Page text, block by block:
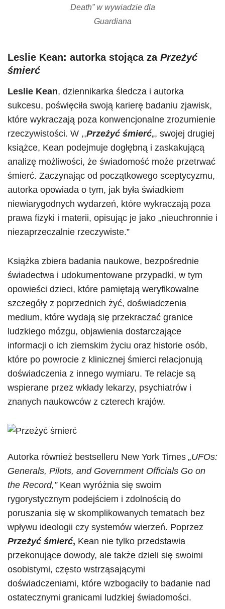
Death” w wywiadzie dla
Guardiana
Leslie Kean: autorka stojąca za Przeżyć
śmierć
Leslie Kean, dziennikarka śledcza i autorka
sukcesu, poświęciła swoją karierę badaniu zjawisk,
które wykraczają poza konwencjonalne zrozumienie
rzeczywistości. W ,,Przeżyć śmierć„, swojej drugiej
książce, Kean podejmuje dogłębną i zaskakującą
analizę możliwości, że świadomość może przetrwać
śmierć. Zaczynając od początkowego sceptycyzmu,
autorka opowiada o tym, jak była świadkiem
niewiarygodnych wydarzeń, które wykraczają poza
prawa fizyki i materii, opisując je jako „nieuchronnie i
niezaprzeczalnie rzeczywiste.”
Książka zbiera badania naukowe, bezpośrednie
świadectwa i udokumentowane przypadki, w tym
opowieści dzieci, które pamiętają weryfikowalne
szczegóły z poprzednich żyć, doświadczenia
medium, które wydają się przekraczać granice
ludzkiego mózgu, objawienia dostarczające
informacji o ich ziemskim życiu oraz historie osób,
które po powrocie z klinicznej śmierci relacjonują
doświadczenia z innego wymiaru. Te relacje są
wspierane przez wkłady lekarzy, psychiatrów i
znanych naukowców z czterech krajów.
Autorka również bestselleru New York Times „UFOs:
Generals, Pilots, and Government Officials Go on
the Record,”Kean wyróżnia się swoim
rygorystycznym podejściem i zdolnością do
poruszania się w skomplikowanych tematach bez
wpływu ideologii czy systemów wierzeń. Poprzez
Przeżyć śmierć, Kean nie tylko przedstawia
przekonujące dowody, ale także dzieli się swoimi
osobistymi, często wstrząsającymi
doświadczeniami, które wzbogaciły to badanie nad
ostatecznymi granicami ludzkiej świadomości.